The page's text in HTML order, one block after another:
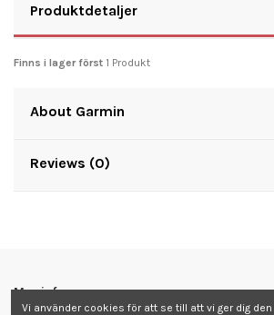
Produktdetaljer
Finns i lager först 1 Produkt
About Garmin
Reviews (0)
Mer info
Vi använder cookies för att se till att vi ger dig